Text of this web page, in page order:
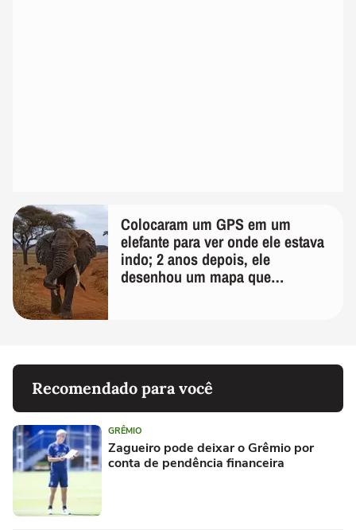
Colocaram um GPS em um
elefante para ver onde ele estava
indo; 2 anos depois, ele
desenhou um mapa que
Recomendado para você
GRÊMIO
Zagueiro pode deixar o Grêmio por
conta de pendência financeira